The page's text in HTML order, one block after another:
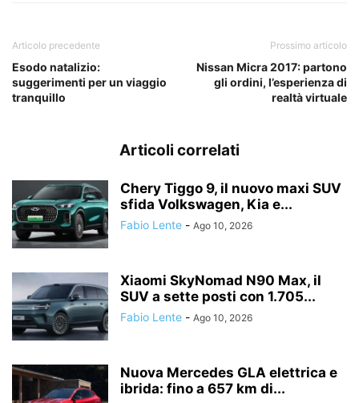
Articolo precedente
Esodo natalizio:
suggerimenti per un viaggio
tranquillo
Prossimo articolo
Nissan Micra 2017: partono
gli ordini, l’esperienza di
realtà virtuale
Articoli correlati
Chery Tiggo 9, il nuovo maxi SUV
sfida Volkswagen, Kia e...
Fabio Lente - Ago 10, 2026
Xiaomi SkyNomad N90 Max, il
SUV a sette posti con 1.705...
Fabio Lente - Ago 10, 2026
Nuova Mercedes GLA elettrica e
ibrida: fino a 657 km di...